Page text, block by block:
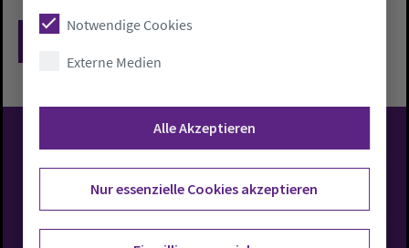
Evangelisch-Lutherische
Kirche in Oldenburg
Notwendige Cookies
Externe Medien
Alle Akzeptieren
Nur essenzielle Cookies akzeptieren